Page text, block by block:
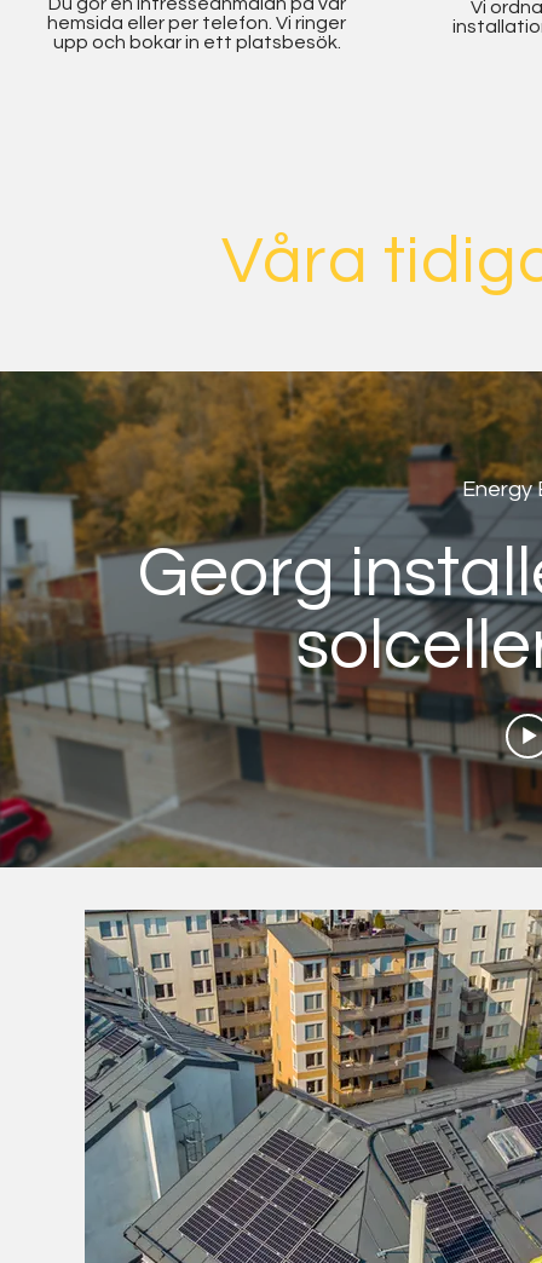
hemsida eller per telefon. Vi ringer
upp och bokar in ett platsbesök.
Vi
Våra
Energy
Georg